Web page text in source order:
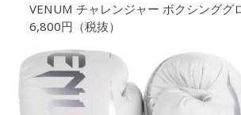
VENUM チャレンジャー ボクシンググ
6,800円（税抜）